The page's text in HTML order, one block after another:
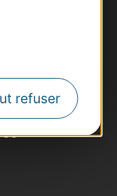
refuser
lettre
de